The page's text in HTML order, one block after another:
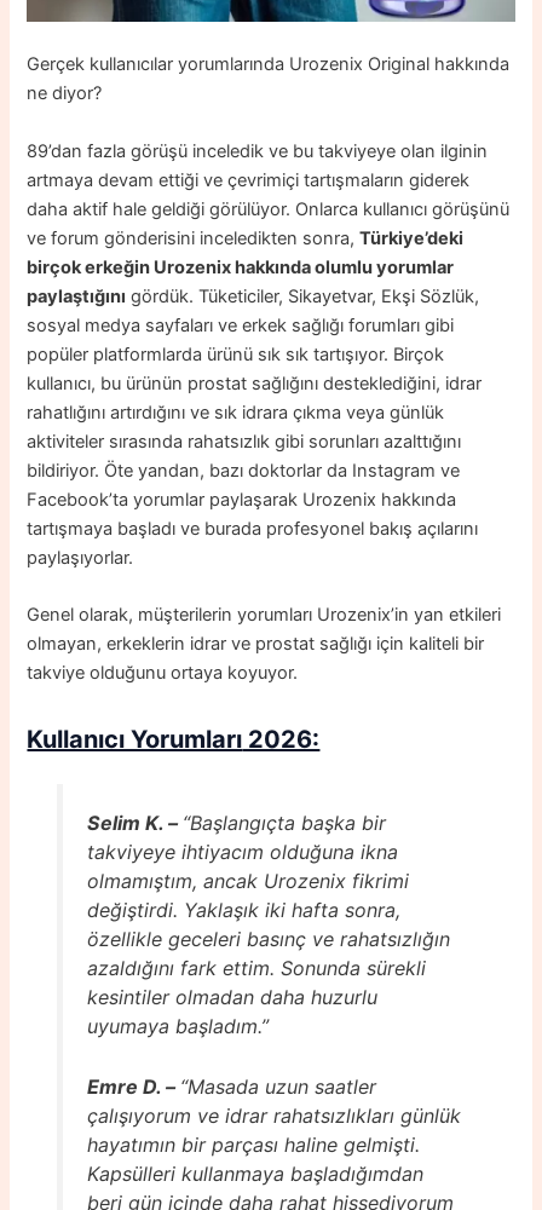
Gerçek kullanıcılar yorumlarında Urozenix Original hakkında
ne diyor?
89’dan fazla görüşü inceledik ve bu takviyeye olan ilginin
artmaya devam ettiği ve çevrimiçi tartışmaların giderek
daha aktif hale geldiği görülüyor. Onlarca kullanıcı görüşünü
ve forum gönderisini inceledikten sonra,Türkiye’deki
birçok erkeğin Urozenix hakkında olumlu yorumlar
paylaştığını gördük. Tüketiciler, Sikayetvar, Ekşi Sözlük,
sosyal medya sayfaları ve erkek sağlığı forumları gibi
popüler platformlarda ürünü sık sık tartışıyor. Birçok
kullanıcı, bu ürünün prostat sağlığını desteklediğini, idrar
rahatlığını artırdığını ve sık idrara çıkma veya günlük
aktiviteler sırasında rahatsızlık gibi sorunları azalttığını
bildiriyor. Öte yandan, bazı doktorlar da Instagram ve
Facebook’ta yorumlar paylaşarak Urozenix hakkında
tartışmaya başladı ve burada profesyonel bakış açılarını
paylaşıyorlar.
Genel olarak, müşterilerin yorumları Urozenix’in yan etkileri
olmayan, erkeklerin idrar ve prostat sağlığı için kaliteli bir
takviye olduğunu ortaya koyuyor.
Kullanıcı Yorumları 2026:
Selim K. – “Başlangıçta başka bir
takviyeye ihtiyacım olduğuna ikna
olmamıştım, ancak Urozenix fikrimi
değiştirdi. Yaklaşık iki hafta sonra,
özellikle geceleri basınç ve rahatsızlığın
azaldığını fark ettim. Sonunda sürekli
kesintiler olmadan daha huzurlu
uyumaya başladım.”
Emre D. – “Masada uzun saatler
çalışıyorum ve idrar rahatsızlıkları günlük
hayatımın bir parçası haline gelmişti.
Kapsülleri kullanmaya başladığımdan
beri gün içinde daha rahat hissediyorum